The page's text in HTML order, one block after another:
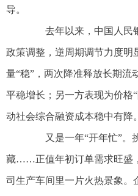
导。
去年以来，中国人民
政策调整，逆周期调节力度明
量“稳”，两次降准释放长期流
平稳增长；另一方表现为价格
动社会综合融资成本稳中有降。
又是一年“开年忙”。
藏……正值年初订单需求旺盛
司生产车间里一片火热景象。